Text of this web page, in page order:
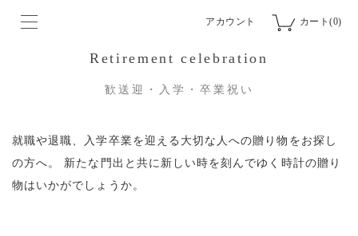
アカウント カート(0)
Retirement celebration
歓送迎・入学・卒業祝い
就職や退職、入学卒業を迎える大切な人への贈り物をお探し
の方へ。
新たな門出と共に新しい時を刻んでゆく時計の贈り
物はいかがでしょうか。